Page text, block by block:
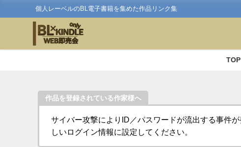
個人レーベルのBL電子書籍を集めた作品リンク集
TOP
作品を登録されている作家様へ
サイバー攻撃によりID／パスワードが流出する事件
しいログイン情報に設定してください。